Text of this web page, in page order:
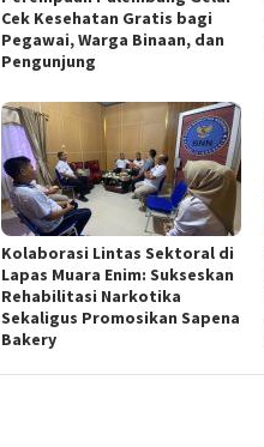
Cek Kesehatan Gratis bagi
Pegawai, Warga Binaan, dan
Pengunjung
Kolaborasi Lintas Sektoral di
Lapas Muara Enim: Sukseskan
Rehabilitasi Narkotika
Sekaligus Promosikan Sapena
Bakery